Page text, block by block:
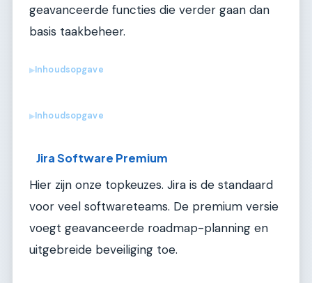
geavanceerde functies die verder gaan dan
basis taakbeheer.
▶Inhoudsopgave
▶Inhoudsopgave
Jira Software Premium
Hier zijn onze topkeuzes. Jira is de standaard
voor veel softwareteams. De premium versie
voegt geavanceerde roadmap-planning en
uitgebreide beveiliging toe.